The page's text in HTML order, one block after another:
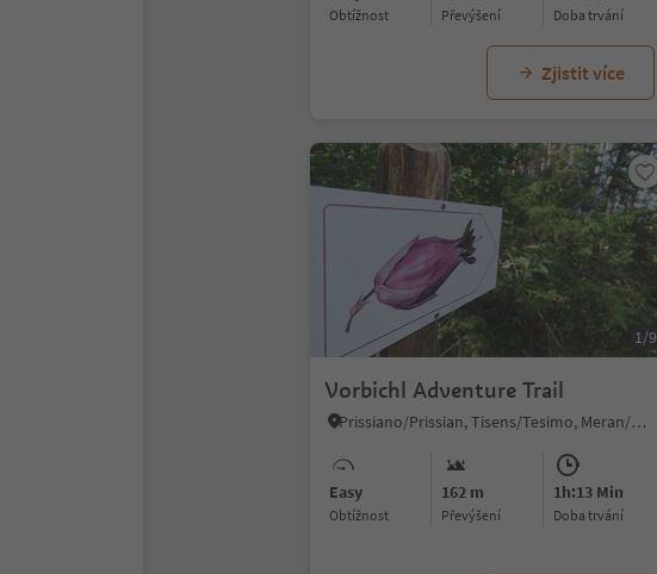
Obtížnost Převýšení doba trvání
Zjistit více
1/9
Vorbichl Adventure Trail
Prissiano/Prissian, Tisens/Tesimo, Meran/Merano and environs
Easy
Obtížnost
162 m
Převýšení
1h:13 Min
doba trvání